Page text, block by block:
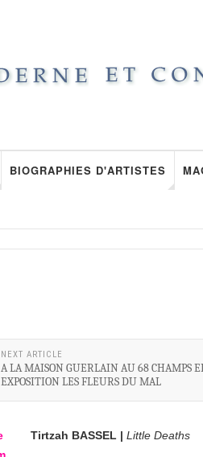
BIOGRAPHIES D'ARTISTES
NEXT ARTICLE
A LA MAISON GUERLAIN AU 68 CHAMPS
EXPOSITION LES FLEURS DU MAL
Tirtzah BASSEL | Little Deaths